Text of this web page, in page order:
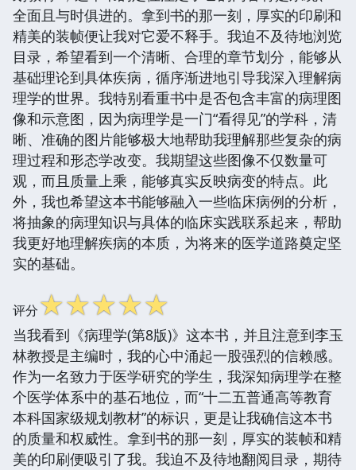
全面且与时俱进的。拿到书的那一刻，厚实的印刷和
精美的装帧便让我对它爱不释手。我迫不及待地浏览
目录，希望看到一个清晰、合理的章节划分，能够从
基础理论到具体疾病，循序渐进地引导我深入理解病
理学的世界。我特别看重书中是否包含丰富的病理图
像和示意图，因为病理学是一门“看得见”的学科，清
晰、准确的图片能够极大地帮助我理解那些复杂的病
理过程和形态学改变。我期望这些图像不仅数量可
观，而且质量上乘，能够真实反映病变的特点。此
外，我也希望这本书能够融入一些临床病例的分析，
将抽象的病理知识与具体的临床实践联系起来，帮助
我更好地理解疾病的本质，为将来的医学道路奠定坚
实的基础。
评分☆☆☆☆☆
当我看到《病理学(第8版)》这本书，并且注意到李玉
林教授是主编时，我的心中涌起一股强烈的信赖感。
作为一名致力于医学研究的学生，我深知病理学在整
个医学体系中的基石地位，而“十二五普通高等教育
本科国家级规划教材”的标识，更是让我确信这本书
的质量和权威性。拿到书的那一刻，厚实的装帧和精
美的印刷便吸引了我。我迫不及待地翻阅目录，期待